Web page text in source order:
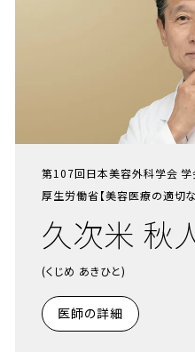
第107回日本美容外科学会 学
厚生労働省【美容医療の適切
久次米 秋
(くじめ あきひと)
医師の詳細